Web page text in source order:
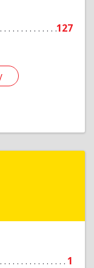
127
1
район,